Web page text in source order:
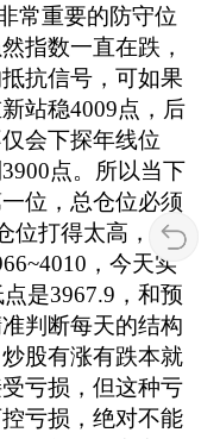
常重要的防守位
指数一直在跌，
抗信号，可如果
站稳4009点，后
会下探年线位
点。所以当下
位，总仓位必须
位打得太高，今天
，今天实
是3967.9，和预
判断每天的结构
股有涨有跌本就
亏损，但这种亏
亏损，绝对不能